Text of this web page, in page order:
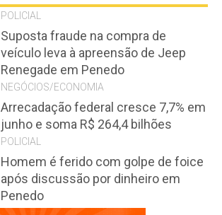
POLICIAL
Suposta fraude na compra de
veículo leva à apreensão de Jeep
Renegade em Penedo
NEGÓCIOS/ECONOMIA
Arrecadação federal cresce 7,7% em
junho e soma R$ 264,4 bilhões
POLICIAL
Homem é ferido com golpe de foice
após discussão por dinheiro em
Penedo